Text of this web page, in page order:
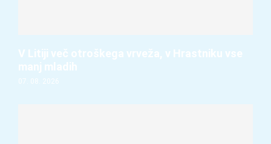
V Litiji več otroškega vrveža, v Hrastniku vse
manj mladih
07. 08. 2026